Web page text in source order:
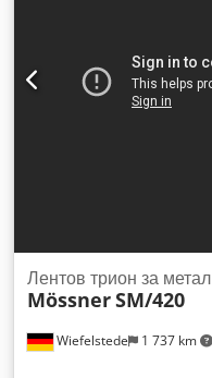
Wiefelstede 1 737 km
Лентов трион за метал
MössnerSM/420